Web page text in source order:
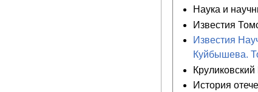
Наука и
Известия
Известия
Куйбышева.
История